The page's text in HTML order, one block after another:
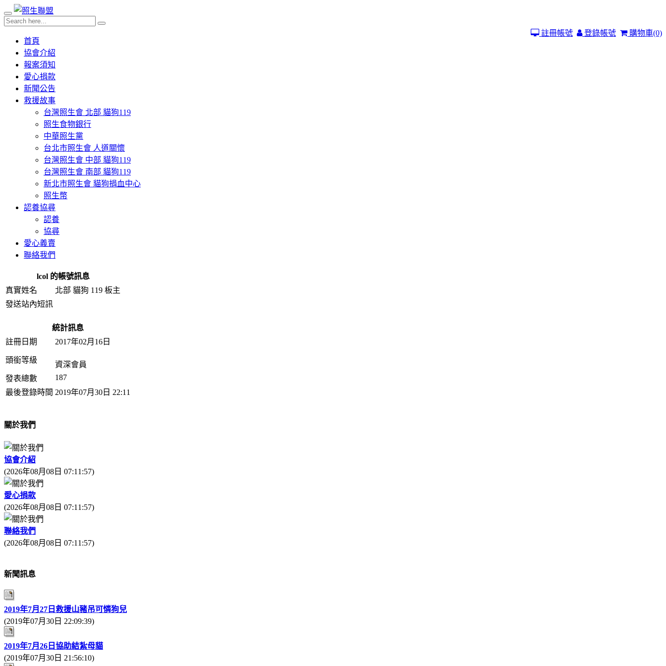
購物車(0)
登錄帳號
註冊帳號
首頁
協會介紹
報案須知
愛心捐款
新聞公告
救援故事
台灣照生會 北部 貓狗119
照生食物銀行
中華照生黨
台北市照生會 人道關懷
台灣照生會 中部 貓狗119
台灣照生會 南部 貓狗119
新北市照生會 貓狗捐血中心
照生幣
認養協尋
認養
協尋
愛心義賣
聯絡我們
lcol 的帳號訊息
真實姓名
北部 貓狗 119 板主
發送站內短訊
統計訊息
註冊日期
2017年02月16日
頭銜等級
資深會員
發表總數
187
最後登錄時間 2019年07月30日 22:11
關於我們
協會介紹
(2026年08月08日 07:11:57)
愛心捐款
(2026年08月08日 07:11:57)
聯絡我們
(2026年08月08日 07:11:57)
新聞訊息
2019年7月27日救援山豬吊可憐狗兒
(2019年07月30日 22:09:39)
2019年7月26日協助結紮母貓
(2019年07月30日 21:56:10)